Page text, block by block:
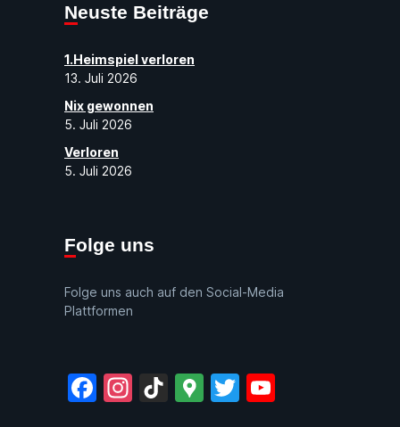
Neuste Beiträge
1.Heimspiel verloren
13. Juli 2026
Nix gewonnen
5. Juli 2026
Verloren
5. Juli 2026
Folge uns
Folge uns auch auf den Social-Media
Plattformen
Facebook
Instagram
TikTok
GoogleTwitter